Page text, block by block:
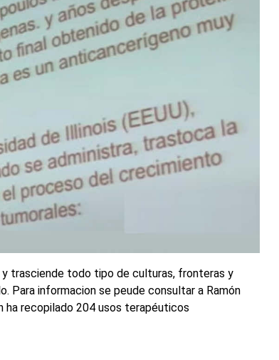
y trasciende todo tipo de culturas, fronteras y
Para informacion se peude consultar a Ramón
ha recopilado 204 usos terapéuticos